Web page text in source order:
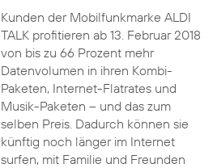
Kunden der Mobilfunkmarke ALDI
TALK profitieren ab 13. Februar 2018
von bis zu 66 Prozent mehr
Datenvolumen in ihren Kombi-
Paketen, Internet-Flatrates und
Musik-Paketen – und das zum
selben Preis. Dadurch können sie
künftig noch länger im Internet
surfen, mit Familie und Freunden